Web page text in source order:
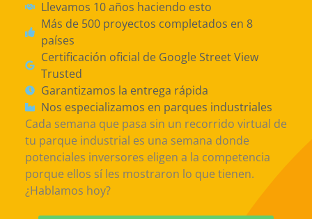
Llevamos 10 años haciendo esto
Más de 500 proyectos completados en 8
países
Certificación oficial de Google Street View
Trusted
Garantizamos la entrega rápida
Nos especializamos en parques industriales
Cada semana que pasa sin un recorrido virtual de
tu parque industrial es una semana donde
potenciales inversores eligen a la competencia
porque ellos sí les mostraron lo que tienen.
¿Hablamos hoy?